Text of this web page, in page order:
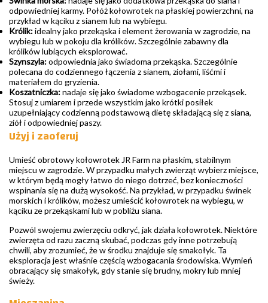
odpowiedniej karmy. Połóż kołowrotek na płaskiej powierzchni, na
przykład w kąciku z sianem lub na wybiegu.
Królik:idealny jako przekąska i element żerowania w zagrodzie, na
wybiegu lub w pokoju dla królików. Szczególnie zabawny dla
królików lubiących eksplorować.
Szynszyla:odpowiednia jako świadoma przekąska. Szczególnie
polecana do codziennego łączenia z sianem, ziołami, liśćmi i
materiałem do gryzienia.
Koszatniczka:nadaje się jako świadome wzbogacenie przekąsek.
Stosuj z umiarem i przede wszystkim jako krótki posiłek
uzupełniający codzienną podstawową dietę składającą się z siana,
ziół i odpowiedniej paszy.
Użyj i zaoferuj
Umieść obrotowy kołowrotek JR Farm na płaskim, stabilnym
miejscu w zagrodzie. W przypadku małych zwierząt wybierz miejsce,
w którym będą mogły łatwo do niego dotrzeć, bez konieczności
wspinania się na dużą wysokość. Na przykład, w przypadku świnek
morskich i królików, możesz umieścić kołowrotek na wybiegu, w
kąciku ze przekąskami lub w pobliżu siana.
Pozwól swojemu zwierzęciu odkryć, jak działa kołowrotek. Niektóre
zwierzęta od razu zaczną skubać, podczas gdy inne potrzebują
chwili, aby zrozumieć, że w środku znajduje się smakołyk. Ta
eksploracja jest właśnie częścią wzbogacania środowiska. Wymień
obracający się smakołyk, gdy stanie się brudny, mokry lub mniej
świeży.